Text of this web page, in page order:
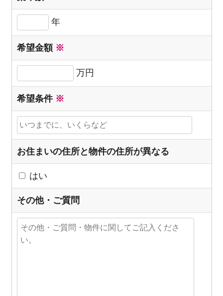
年
希望金額 ※
万円
希望条件 ※
お住まいの住所と物件の住所が異なる
はい
その他・ご質問